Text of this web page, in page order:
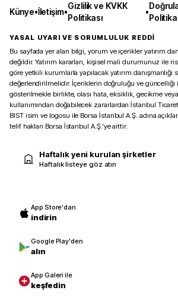
Künye•İletişim•
Gizlilik ve KVKK
Politikası
•
YASAL UYARI VE SORUMLULUK REDDİ
Bu sayfada yer alan bilgi, yorum ve içerikler yatırım
değildir. Yatırım kararları, kişisel mali durumunuz ile
göre yetkili kurumlarla yapılacak yatırım
değerlendirilmelidir. İçeriklerin doğruluğu ve güncelliği
gösterilmekle birlikte, olası hata, eksiklik, gecikme
kullanımından doğabilecek zararlardan İstanbul
BIST isim ve logosu ile Borsa İstanbul A.Ş. adına
telif hakları Borsa İstanbul A.Ş.’ye aittir.
Haftalık yeni kurulan şirketler
Haftalık listeye göz atın
App Store'dan
indirin
Google Play'den
alın
App Galeri ile
keşfedin